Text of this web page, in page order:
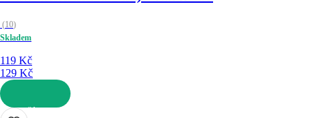
(10)
Skladem
119 Kč
129 Kč
DO KOŠÍKU